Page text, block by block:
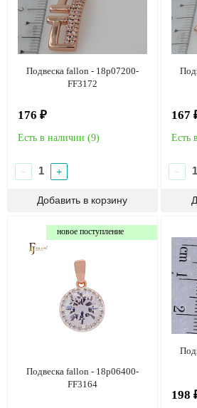
Подвеска fallon - 18p07200-
FF3172
176 ₽
Есть в наличии (9)
− +
167
Есть
−
новое поступление
Подвеска fallon - 18p06400-
FF3164
198